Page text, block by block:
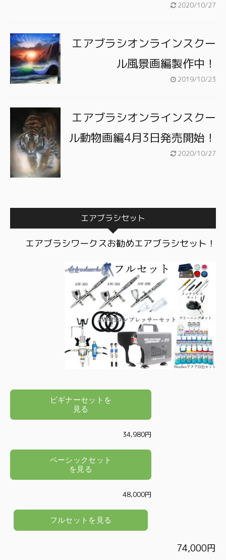
2020/10/27
エアブラシオンラインスクー
ル風景画編製作中！
2019/10/23
エアブラシオンラインスクー
ル動物画編4月3日発売開始！
2020/10/27
エアブラシセット
エアブラシワークスお勧めエアブラシセット！
34,980円
48,000円
74,000円